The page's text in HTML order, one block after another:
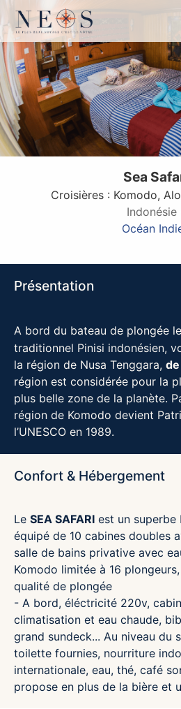
Sea
Croisières : Komodo,
Indonésie
Océan
Présentation
A bord du bateau de plongée le
traditionnel Pinisi indonésien,
la région de Nusa Tenggara,
région est considérée pour la
plus belle zone de la planète.
région de Komodo devient
l’UNESCO en 1989.
Confort & Hébergement
Le SEA SAFARIest un superbe
équipé de 10 cabines doubles
salle de bains privative avec
Komodo limitée à 16
qualité de plongée
- A bord, éléctricité 220v,
climatisation et eau chaude,
grand sundeck... Au niveau du
toilette fournies, nourriture
internationale, eau, thé, café
propose en plus de la bière et